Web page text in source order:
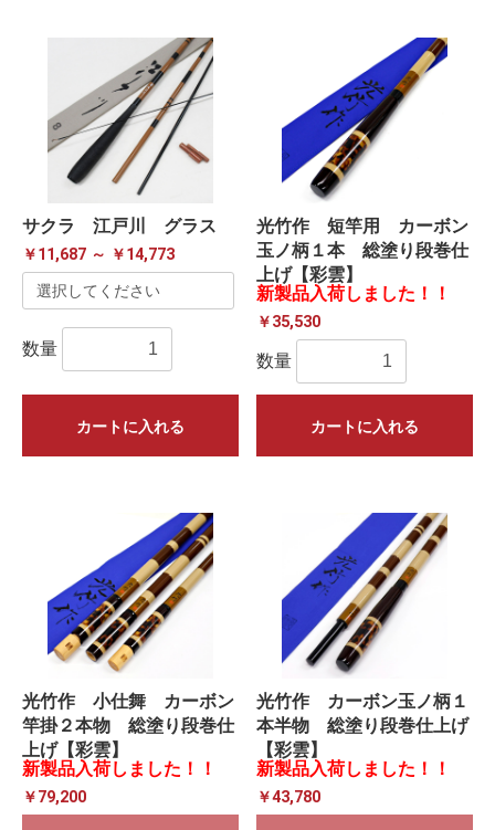
サクラ 江戸川 グラス
￥11,687 ～ ￥14,773
数量
カートに入れる
光竹作 短竿用 カーボン
玉ノ柄１本 総塗り段巻仕
上げ【彩雲】
新製品入荷しました！！
￥35,530
数量
カートに入れる
光竹作 小仕舞 カーボン
竿掛２本物 総塗り段巻仕
上げ【彩雲】
新製品入荷しました！！
￥79,200
光竹作 カーボン玉ノ柄１
本半物 総塗り段巻仕上げ
【彩雲】
新製品入荷しました！！
￥43,780